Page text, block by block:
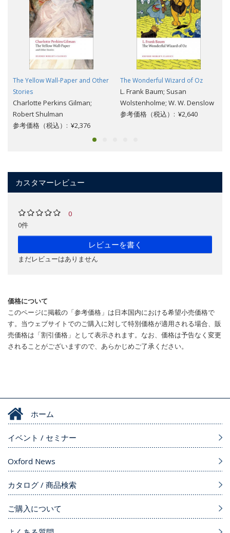
The Yellow Wall-Paper and Other
Stories
Charlotte Perkins Gilman;
Robert Shulman
参考価格（税込）: ¥2,376
The Wonderful Wizard of Oz
L. Frank Baum; Susan
Wolstenholme; W. W. Denslow
参考価格（税込）: ¥2,640
カスタマーレビュー
0
0件
レビューを書く
まだレビューはありません
価格について
このページに掲載の「参考価格」は日本国内における希望小売価格で
す。当ウェブサイトでのご購入に対して特別価格が適用される場合、販
売価格は「割引価格」として表示されます。なお、価格は予告なく変更
されることがございますので、あらかじめご了承ください。
ホーム
イベント / セミナー
Oxford News
カタログ / 商品検索
ご購入について